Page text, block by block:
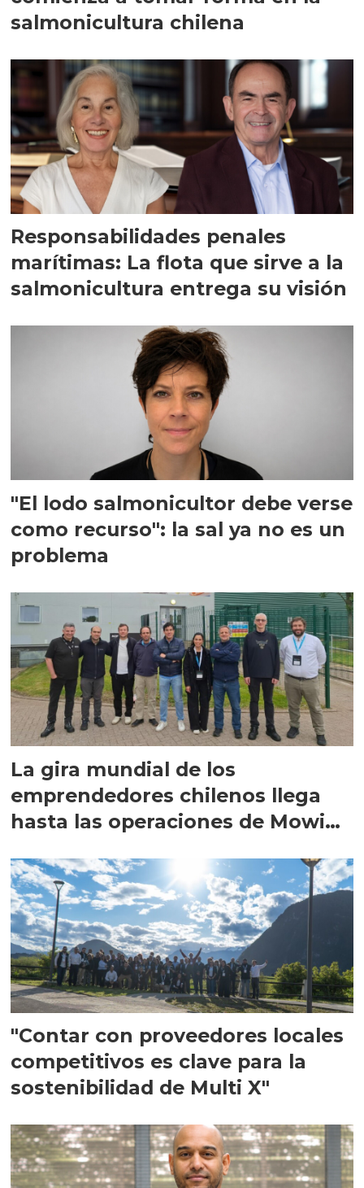
salmonicultura chilena
Responsabilidades penales
marítimas: La flota que sirve a la
salmonicultura entrega su visión
"El lodo salmonicultor debe verse
como recurso": la sal ya no es un
problema
La gira mundial de los
emprendedores chilenos llega
hasta las operaciones de Mowi
"Contar con proveedores locales
competitivos es clave para la
sostenibilidad de Multi X"